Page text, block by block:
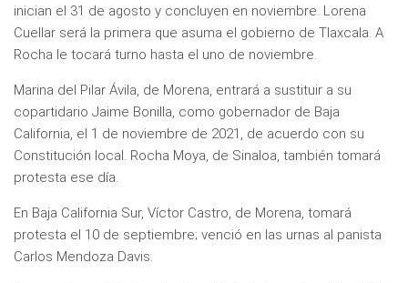
inician el 31 de agosto y concluyen en noviembre. Lorena
Cuellar será la primera que asuma el gobierno de Tlaxcala. A
Rocha le tocará turno hasta el uno de noviembre.
Marina del Pilar Ávila, de Morena, entrará a sustituir a su
copartidario Jaime Bonilla, como gobernador de Baja
California, el 1 de noviembre de 2021, de acuerdo con su
Constitución local. Rocha Moya, de Sinaloa, también tomará
protesta ese día.
En Baja California Sur, Víctor Castro, de Morena, tomará
protesta el 10 de septiembre; venció en las urnas al panista
Carlos Mendoza Davis.